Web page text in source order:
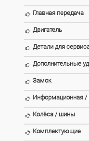
Главная передача
Двигатель
Детали для
Дополнительные
Замок
Информационная /
Колёса / шины
Комплектующие